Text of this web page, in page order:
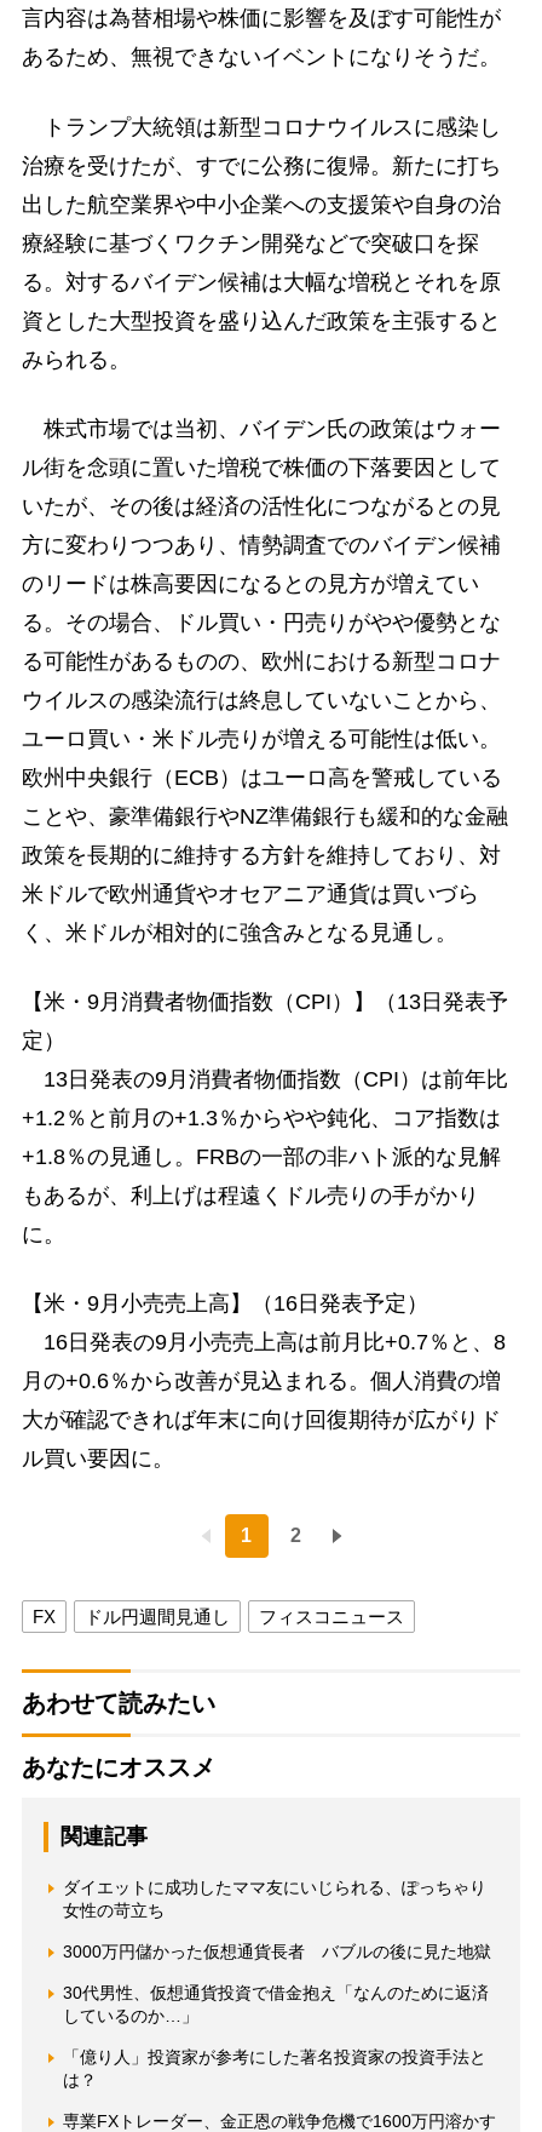
言内容は為替相場や株価に影響を及ぼす可能性が
あるため、無視できないイベントになりそうだ。
トランプ大統領は新型コロナウイルスに感染し
治療を受けたが、すでに公務に復帰。新たに打ち
出した航空業界や中小企業への支援策や自身の治
療経験に基づくワクチン開発などで突破口を探
る。対するバイデン候補は大幅な増税とそれを原
資とした大型投資を盛り込んだ政策を主張すると
みられる。
株式市場では当初、バイデン氏の政策はウォー
ル街を念頭に置いた増税で株価の下落要因として
いたが、その後は経済の活性化につながるとの見
方に変わりつつあり、情勢調査でのバイデン候補
のリードは株高要因になるとの見方が増えてい
る。その場合、ドル買い・円売りがやや優勢とな
る可能性があるものの、欧州における新型コロナ
ウイルスの感染流行は終息していないことから、
ユーロ買い・米ドル売りが増える可能性は低い。
欧州中央銀行（ECB）はユーロ高を警戒している
ことや、豪準備銀行やNZ準備銀行も緩和的な金融
政策を長期的に維持する方針を維持しており、対
米ドルで欧州通貨やオセアニア通貨は買いづら
く、米ドルが相対的に強含みとなる見通し。
【米・9月消費者物価指数（CPI）】（13日発表予
定）
13日発表の9月消費者物価指数（CPI）は前年比
+1.2％と前月の+1.3％からやや鈍化、コア指数は
+1.8％の見通し。FRBの一部の非ハト派的な見解
もあるが、利上げは程遠くドル売りの手がかり
に。
【米・9月小売売上高】（16日発表予定）
16日発表の9月小売売上高は前月比+0.7％と、8
月の+0.6％から改善が見込まれる。個人消費の増
大が確認できれば年末に向け回復期待が広がりド
ル買い要因に。
1 2
FX ドル円週間見通し フィスコニュース
あわせて読みたい
あなたにオススメ
関連記事
ダイエットに成功したママ友にいじられる、ぽっちゃり
女性の苛立ち
3000万円儲かった仮想通貨長者 バブルの後に見た地獄
30代男性、仮想通貨投資で借金抱え「なんのために返済
しているのか…」
「億り人」投資家が参考にした著名投資家の投資手法と
は？
専業FXトレーダー、金正恩の戦争危機で1600万円溶かす